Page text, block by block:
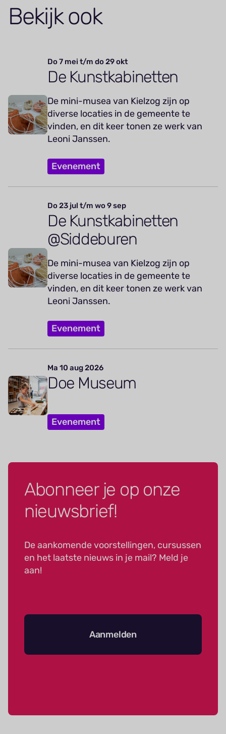
Bekijk ook
Do 7 mei t/m do 29 okt
De Kunstkabinetten
De mini-musea van Kielzog zijn op
diverse locaties in de gemeente te
vinden, en dit keer tonen ze werk van
Leoni Janssen.
Evenement
Do 23 jul t/m wo 9 sep
De Kunstkabinetten
@Siddeburen
De mini-musea van Kielzog zijn op
diverse locaties in de gemeente te
vinden, en dit keer tonen ze werk van
Leoni Janssen.
Evenement
Ma 10 aug 2026
Doe Museum
Evenement
Abonneer je op onze
nieuwsbrief!
De aankomende voorstellingen, cursussen
en het laatste nieuws in je mail? Meld je
aan!
Aanmelden